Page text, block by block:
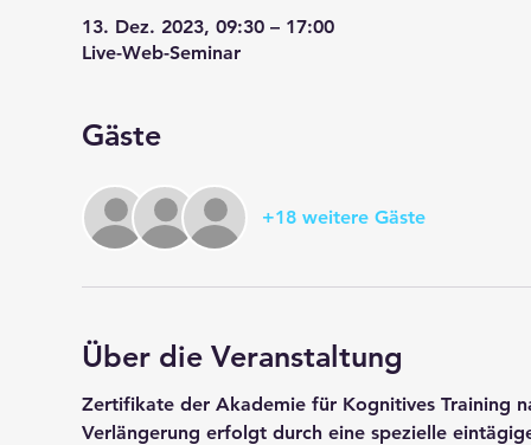
13. Dez. 2023, 09:30 – 17:00
Live-Web-Seminar
Gäste
+18 weitere Gäste
Über die Veranstaltung
Zertifikate der Akademie für Kognitives Training
Verlängerung erfolgt durch eine spezielle